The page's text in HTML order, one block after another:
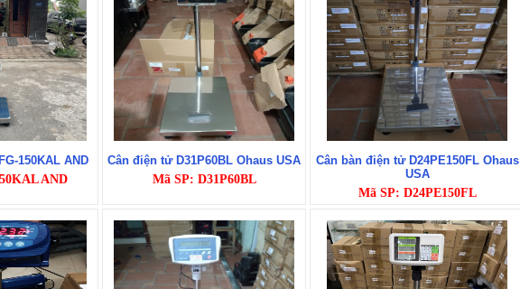
150KAL AND
AND
Cân điện tử D31P60BL Ohaus USA
Mã SP: D31P60BL
Cân bàn điện tử D24PE150FL Ohaus
USA
Mã SP: D24PE150FL